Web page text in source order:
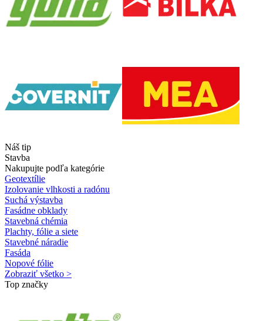
Náš tip
Stavba
Nakupujte podľa kategórie
Geotextílie
Izolovanie vlhkosti a radónu
Suchá výstavba
Fasádne obklady
Stavebná chémia
Plachty, fólie a siete
Stavebné náradie
Fasáda
Nopové fólie
Zobraziť všetko >
Top značky